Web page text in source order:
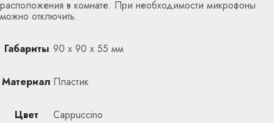
расположения в комнате. При необходимости микрофоны
можно отключить.
Габариты 90 х 90 х 55 мм
Материал Пластик
Цвет Cappuccino